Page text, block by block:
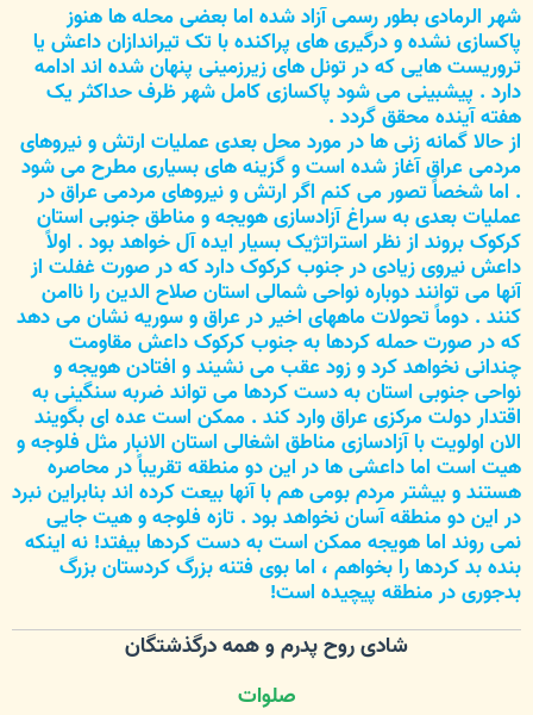
شهر الرمادی بطور رسمی آزاد شده اما بعضی محله ها هنوز
پاکسازی نشده و درگیری های پراکنده با تک تیراندازان داعش یا
تروریست هایی که در تونل های زیرزمینی پنهان شده اند ادامه
دارد . پیشبینی می شود پاکسازی کامل شهر ظرف حداکثر یک
هفته آینده محقق گردد .
از حالا گمانه زنی ها در مورد محل بعدی عملیات ارتش و نیروهای
مردمی عراق آغاز شده است و گزینه های بسیاری مطرح می شود
. اما شخصاً تصور می کنم اگر ارتش و نیروهای مردمی عراق در
عملیات بعدی به سراغ آزادسازی هویجه و مناطق جنوبی استان
کرکوک بروند از نظر استراتژیک بسیار ایده آل خواهد بود . اولاً
داعش نیروی زیادی در جنوب کرکوک دارد که در صورت غفلت از
آنها می توانند دوباره نواحی شمالی استان صلاح الدین را ناامن
کنند . دوماً تحولات ماههای اخیر در عراق و سوریه نشان می دهد
که در صورت حمله کردها به جنوب کرکوک داعش مقاومت
چندانی نخواهد کرد و زود عقب می نشیند و افتادن هویجه و
نواحی جنوبی استان به دست کردها می تواند ضربه سنگینی به
اقتدار دولت مرکزی عراق وارد کند . ممکن است عده ای بگویند
الان اولویت با آزادسازی مناطق اشغالی استان الانبار مثل فلوجه و
هیت است اما داعشی ها در این دو منطقه تقریباً در محاصره
هستند و بیشتر مردم بومی هم با آنها بیعت کرده اند بنابراین نبرد
در این دو منطقه آسان نخواهد بود . تازه فلوجه و هیت جایی
نمی روند اما هویجه ممکن است به دست کردها بیفتد! نه اینکه
بنده بد کردها را بخواهم ، اما بوی فتنه بزرگ کردستان بزرگ
بدجوری در منطقه پیچیده است!
شادی روح پدرم و همه درگذشتگان
صلوات